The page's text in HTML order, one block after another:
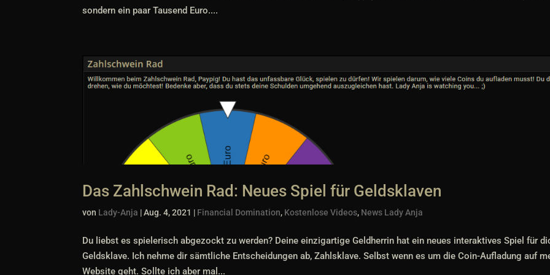
sondern ein paar Tausend Euro....
Das Zahlschwein Rad: Neues Spiel für Geldsklaven
von Lady-Anja |Aug. 4, 2021 | Financial Domination, Kostenlose Videos, News Lady Anja
Du liebst es spielerisch abgezockt zu werden? Deine einzigartige Geldherrin hat ein neues interaktives Spiel für
Geldsklave. Ich nehme dir sämtliche Entscheidungen ab, Zahlsklave. Selbst wenn es um die Coin-Aufladung auf
Website geht. Sollte ich aber mal...